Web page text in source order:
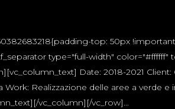
top: 50px
type="full-width"
Date: 2018-2021
Realizzazione delle aree a verde
vc_column][/vc_row]...